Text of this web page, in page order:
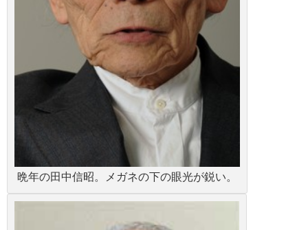
晩年の田中信昭。メガネの下の眼光が鋭い。